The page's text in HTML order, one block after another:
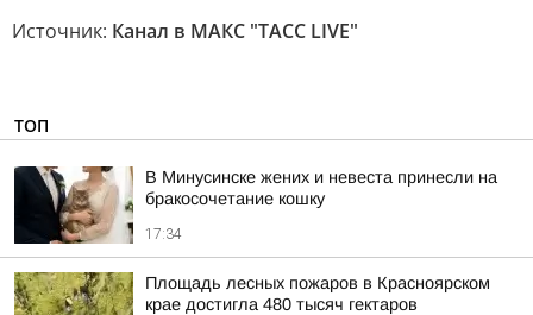
Источник: Канал в МАКС "ТАСС LIVE"
ТОП
В Минусинске жених и невеста принесли на
бракосочетание кошку
17:34
Площадь лесных пожаров в Красноярском
крае достигла 480 тысяч гектаров